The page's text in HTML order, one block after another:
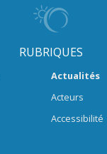
RUBRIQUES
Actualités
Acteurs
Accessibilité